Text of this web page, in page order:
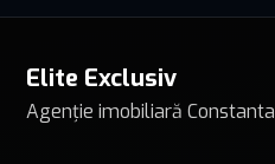
Elite Exclusiv
Agenție imobiliară Constanta